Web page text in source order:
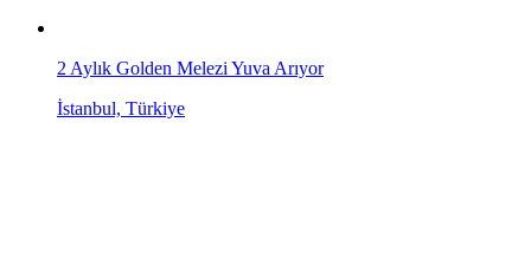
2 Aylık Golden Melezi Yuva Arıyor
İstanbul, Türkiye